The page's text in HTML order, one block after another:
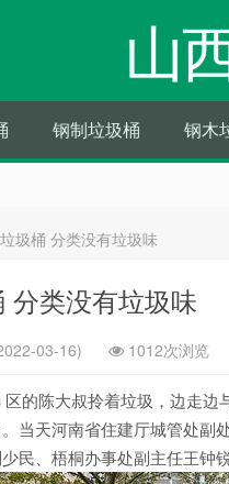
山
钢制垃圾桶 钢木
圾桶 分类没有垃圾味
分类没有垃圾味
03-16) 1012次浏览
的陈大叔拎着垃圾，边走
当天河南省住建厅城管处
民、梧桐办事处副主任王钟